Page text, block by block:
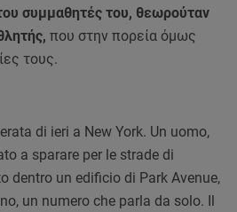
συμμαθητές του, θεωρούταν
που στην πορεία όμως
τους.
di ieri a New York. Un uomo,
a sparare per le strade di
dentro un edificio di Park Avenue,
un numero che parla da solo. Il